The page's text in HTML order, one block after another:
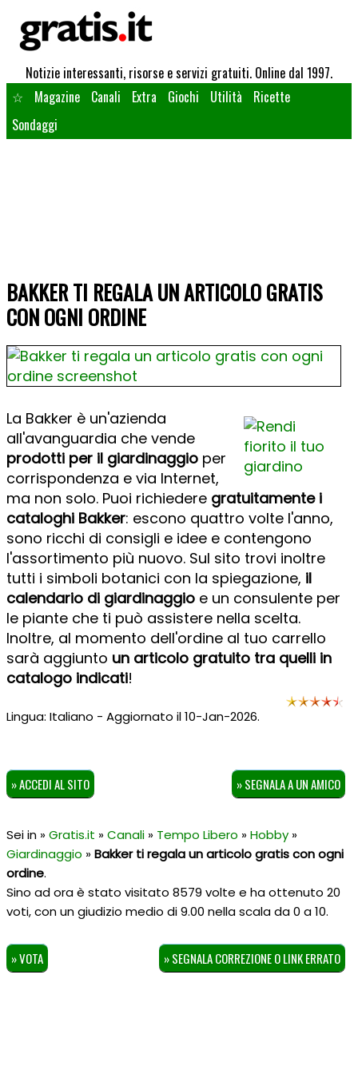
Notizie interessanti, risorse e servizi gratuiti. Online dal 1997.
☆
Magazine Canali Extra Giochi Utilità
Ricette
Sondaggi
BAKKER TI REGALA UN ARTICOLO GRATIS
CON OGNI ORDINE
La Bakker è un'azienda
all'avanguardia che vende
prodotti per il giardinaggioper
corrispondenza e via Internet,
ma non solo. Puoi richiedere gratuitamente i
cataloghi Bakker: escono quattro volte l'anno,
sono ricchi di consigli e idee e contengono
l'assortimento più nuovo. Sul sito trovi inoltre
tutti i simboli botanici con la spiegazione, il
calendario di giardinaggioe un consulente per
le piante che ti può assistere nella scelta.
Inoltre, al momento dell'ordine al tuo carrello
sarà aggiunto un articolo gratuito tra quelli in
catalogo indicati!
Lingua: Italiano - Aggiornato il 10-Jan-2026.
» ACCEDI AL SITO » SEGNALA A UN AMICO
Sei in »Gratis.it »Canali» Tempo Libero »Hobby»
Giardinaggio »Bakker ti regala un articolo gratis con ogni
ordine.
Sino ad ora è stato visitato 8579 volte e ha ottenuto 20
voti, con un giudizio medio di9.00 nella scala da0 a10.
» VOTA » SEGNALA CORREZIONE O LINK ERRATO